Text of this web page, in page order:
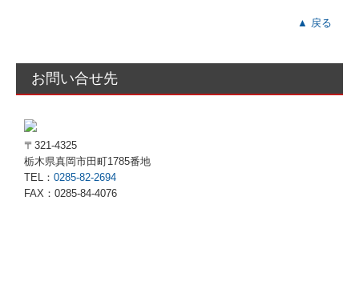
▲ 戻る
お問い合せ先
〒321-4325
栃木県真岡市田町1785番地
TEL： 0285-82-2694
FAX：0285-84-4076